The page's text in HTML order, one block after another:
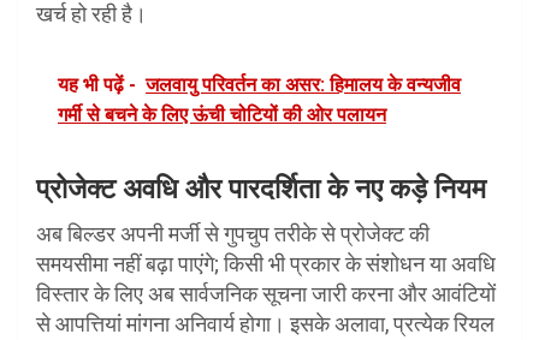
खर्च हो रही है।
यह भी पढ़ें - जलवायु परिवर्तन का असर: हिमालय के वन्यजीव
गर्मी से बचने के लिए ऊंची चोटियों की ओर पलायन
प्रोजेक्ट अवधि और पारदर्शिता के नए कड़े नियम
अब बिल्डर अपनी मर्जी से गुपचुप तरीके से प्रोजेक्ट की
समयसीमा नहीं बढ़ा पाएंगे; किसी भी प्रकार के संशोधन या अवधि
विस्तार के लिए अब सार्वजनिक सूचना जारी करना और आवंटियों
से आपत्तियां मांगना अनिवार्य होगा। इसके अलावा, प्रत्येक रियल